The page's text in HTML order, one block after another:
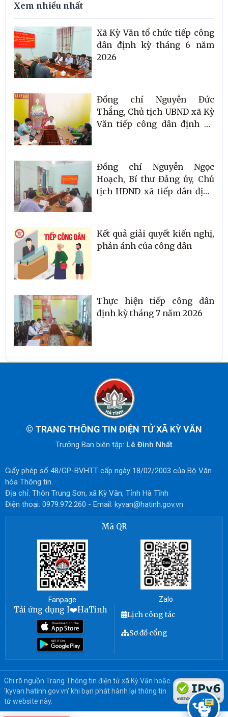
Xem nhiều nhất
Xã Kỳ Văn tổ chức tiếp công
dân định kỳ tháng 6 năm
2026
Đồng chí Nguyễn Đức
Thắng, Chủ tịch UBND xã Kỳ
Văn tiếp công dân định kỳ
Đồng chí Nguyễn Ngọc
Hoạch, Bí thư Đảng ủy, Chủ
tịch HĐND xã tiếp dân định
Kết quả giải quyết kiến nghị,
phản ánh của công dân
Thực hiện tiếp công dân
định kỳ tháng 7 năm 2026
© TRANG THÔNG TIN ĐIỆN TỬ XÃ KỲ VĂN
Trưởng Ban biên tập: Lê Đình Nhất
Giấy phép số 48/GP-BVHTT cấp ngày 18/02/2003 của Bộ Văn
hóa Thông tin.
Địa chỉ: Thôn Trung Sơn, xã Kỳ Văn, Tỉnh Hà Tĩnh
Điện thoại: 0979.972.260 - Email: kyvan@hatinh.gov.vn
Mã QR
Fanpage Zalo
Tải ứng dụng I❤️HaTinh
Lịch công tác
Sơ đồ cổng
Ghi rõ nguồn Trang Thông tin điện tử xã Kỳ Văn hoặc
'kyvan.hatinh.gov.vn' khi bạn phát hành lại thông tin
từ website này.